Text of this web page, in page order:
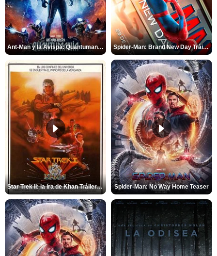
Ant-Man y la Avispa: Quantumanía Tráiler (2) Spider-Man: Brand New Day Tráiler (3)
Star Trek II: la ira de Khan Tráiler VO Spider-Man: No Way Home Teaser